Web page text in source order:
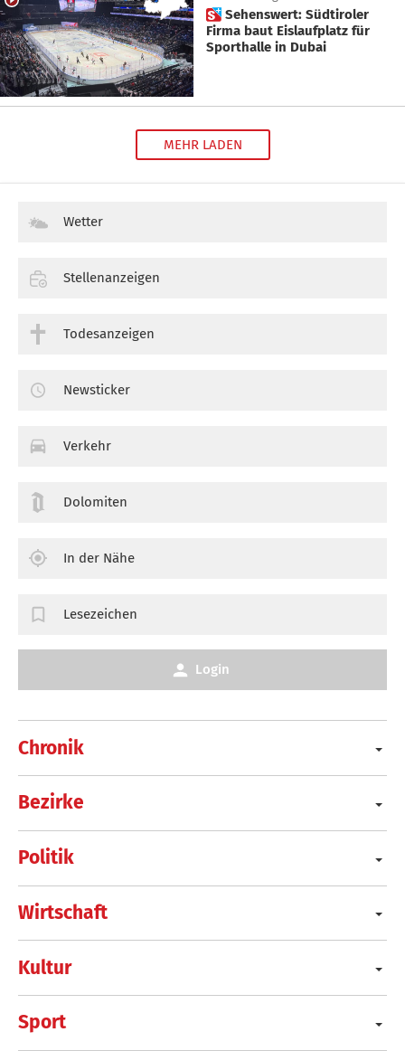
 Sehenswert: Südtiroler
Firma baut Eislaufplatz für
Sporthalle in Dubai
MEHR LADEN
Chronik
Bezirke
Politik
Wirtschaft
Kultur
Sport
Wetter
Stellenanzeigen
Todesanzeigen
Newsticker
Verkehr
Dolomiten
In der Nähe
Lesezeichen
Login